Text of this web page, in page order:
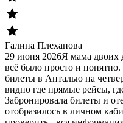
Галина Плеханова
29 июня 2026Я мама двоих
всё было просто и
билеты в Анталью на
видно где прямые рейсы,
Забронировала билеты и
отобразилось в личном